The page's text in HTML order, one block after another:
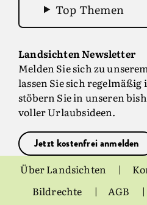
Top Themen
Landsichten Newsletter
Melden Sie sich zu
lassen Sie sich
stöbern Sie in unseren
voller Urlaubsideen.
Jetzt kostenfrei anmelden
Über Landsichten
Bildrechte
AGB